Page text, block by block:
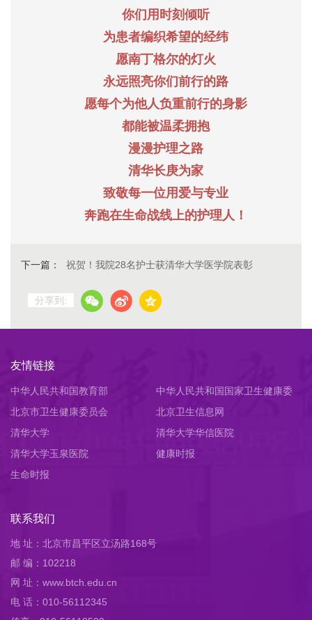
你们用时刻倾听
为患者编织希望的经纬
愿南丁格尔的灯火
永远照亮你们前行的路
愿每个为他人负重前行的身影
都能被温柔拥抱
漫漫护理之路
清华长庚为家
致敬每一位用爱与专业
奔跑在生命战线上的护理人！
下一篇： 祝贺！我院28名护士获清华大学医学院表彰
分享到:
友情链接
中华人民共和国教育部
中华人民共和国国家卫生健康委
员会
北京市卫生健康委员会
北京卫生信息网
清华大学
清华大学华信医院
清华大学玉泉医院
健康时报
生命时报
联系我们
地 址：北京市昌平区立汤路168号
邮 编：102218
网 址：www.btch.edu.cn
电 话：010-56112345